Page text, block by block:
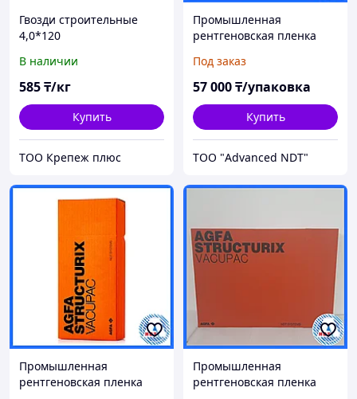
Гвозди строительные
4,0*120
В наличии
585₸/кг
Купить
ТОО Крепеж плюс
Промышленная
рентгеновская пленка
листов)
Под заказ
57 000₸/упаковка
Купить
ТОО "Advanced NDT"
Промышленная
рентгеновская пленка
Промышленная
рентгеновская пленка